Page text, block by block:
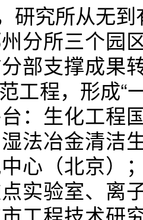
研究所从无
分所三个园
部支撑成果
工程，形成“
：生化工程
法冶金清洁
心（北京）
实验室、离